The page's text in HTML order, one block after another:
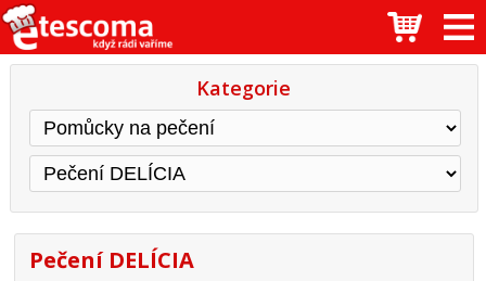
Kategorie
Pečení DELÍCIA